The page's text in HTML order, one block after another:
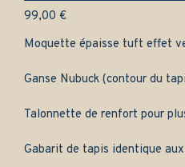
99,00 €
Moquette épaisse tuft effet
Ganse Nubuck (contour du
Talonnette de renfort pour
Gabarit de tapis identique